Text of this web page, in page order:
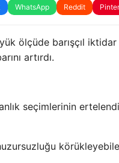
WhatsApp Reddit
ölçüde barışçıl iktidar
artırdı.
seçimlerinin